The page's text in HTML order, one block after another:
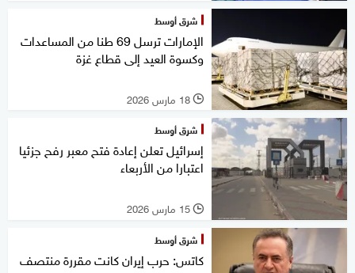
شرق أوسط
الإمارات ترسل 69 طنا من المساعدات
وكسوة العيد إلى قطاع غزة
l 18 مارس 2026
شرق أوسط
إسرائيل تعلن إعادة فتح معبر رفح جزئيا
اعتبارا من الأربعاء
l 15 مارس 2026
شرق أوسط
كاتس: حرب إيران كانت مقررة منتصف